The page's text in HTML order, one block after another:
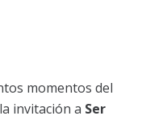
momentos del
invitación a Ser